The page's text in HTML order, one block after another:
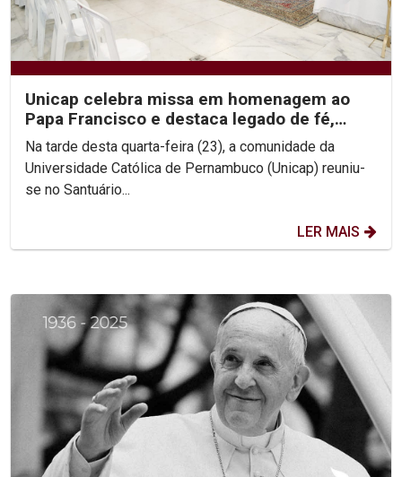
Unicap celebra missa em homenagem ao
Papa Francisco e destaca legado de fé,
simplicidade e...
Na tarde desta quarta-feira (23), a comunidade da
Universidade Católica de Pernambuco (Unicap) reuniu-
se no Santuário...
LER MAIS